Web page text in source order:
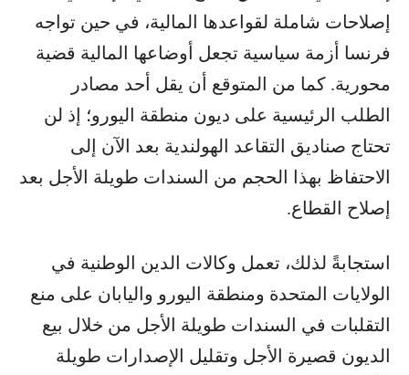
إصلاحات شاملة لقواعدها المالية، في حين تواجه
فرنسا أزمة سياسية تجعل أوضاعها المالية قضية
محورية. كما من المتوقع أن يقل أحد مصادر
الطلب الرئيسية على ديون منطقة اليورو؛ إذ لن
تحتاج صناديق التقاعد الهولندية بعد الآن إلى
الاحتفاظ بهذا الحجم من السندات طويلة الأجل بعد
إصلاح القطاع.
استجابةً لذلك، تعمل وكالات الدين الوطنية في
الولايات المتحدة ومنطقة اليورو واليابان على منع
التقلبات في السندات طويلة الأجل من خلال بيع
الديون قصيرة الأجل وتقليل الإصدارات طويلة